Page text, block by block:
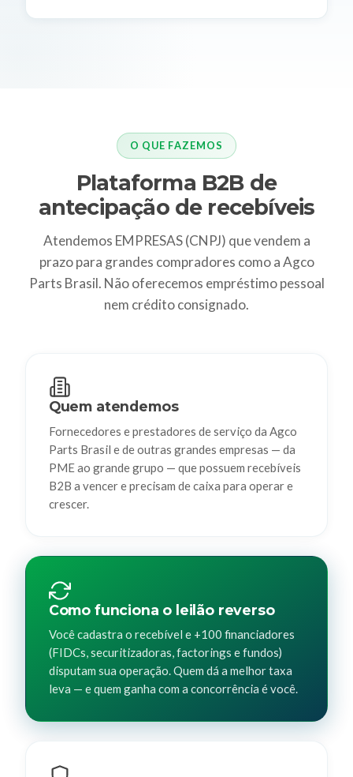
O QUE FAZEMOS
Plataforma B2B de
antecipação de recebíveis
Atendemos EMPRESAS (CNPJ) que vendem a
prazo para grandes compradores como a Agco
Parts Brasil. Não oferecemos empréstimo pessoal
nem crédito consignado.
Quem atendemos
Fornecedores e prestadores de serviço da Agco
Parts Brasil e de outras grandes empresas — da
PME ao grande grupo — que possuem recebíveis
B2B a vencer e precisam de caixa para operar e
crescer.
Como funciona o leilão reverso
Você cadastra o recebível e +100 financiadores
(FIDCs, securitizadoras, factorings e fundos)
disputam sua operação. Quem dá a melhor taxa
leva — e quem ganha com a concorrência é você.